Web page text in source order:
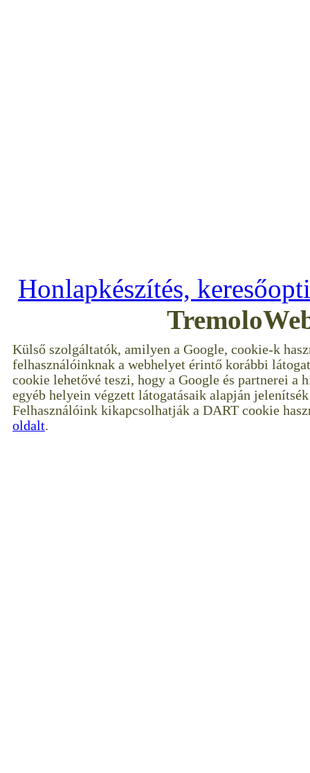
Honlapkészítés,
Külső szolgáltatók, amilyen a Google, cookie-k
felhasználóinknak a webhelyet érintő korábbi
cookie lehetővé teszi, hogy a Google és partnerei a
egyéb helyein végzett látogatásaik alapján
Felhasználóink kikapcsolhatják a DART cookie
oldalt.